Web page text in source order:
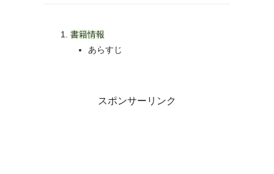
書籍情報
あらすじ
スポンサーリンク